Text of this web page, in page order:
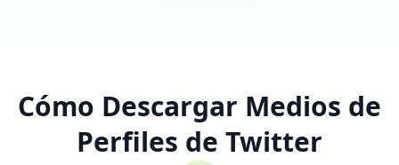
Cómo Descargar Medios de
Perfiles de Twitter